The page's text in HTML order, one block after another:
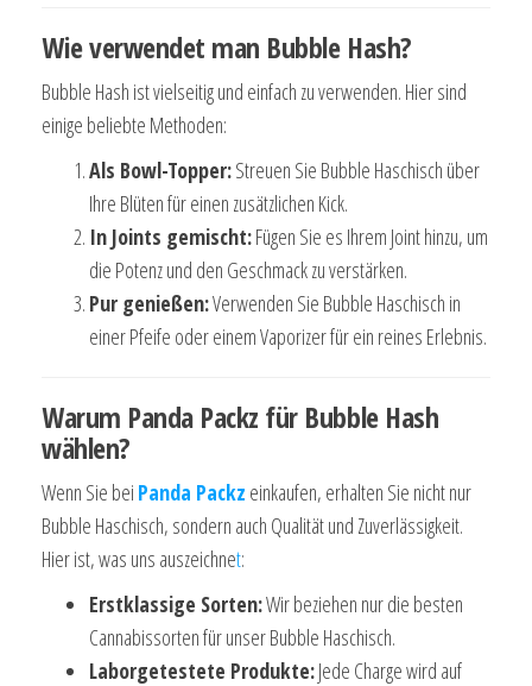
Wie verwendet man Bubble Hash?
Bubble Hash ist vielseitig und einfach zu verwenden. Hier sind
einige beliebte Methoden:
Als Bowl-Topper:Streuen Sie Bubble Haschisch über
Ihre Blüten für einen zusätzlichen Kick.
In Joints gemischt:Fügen Sie es Ihrem Joint hinzu, um
die Potenz und den Geschmack zu verstärken.
Pur genießen:Verwenden Sie Bubble Haschisch in
einer Pfeife oder einem Vaporizer für ein reines Erlebnis.
Warum Panda Packz für Bubble Hash
wählen?
Wenn Sie bei Panda Packz einkaufen, erhalten Sie nicht nur
Bubble Haschisch, sondern auch Qualität und Zuverlässigkeit.
Hier ist, was uns auszeichnet:
Erstklassige Sorten:Wir beziehen nur die besten
Cannabissorten für unser Bubble Haschisch.
Laborgetestete Produkte:Jede Charge wird auf